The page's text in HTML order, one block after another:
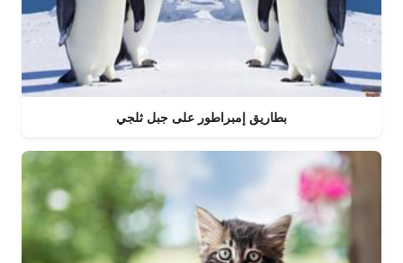
بطاريق إمبراطور على جبل ثلجي